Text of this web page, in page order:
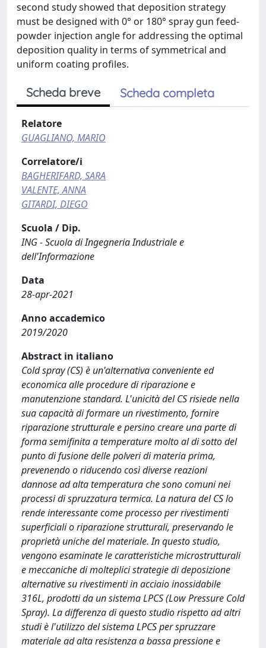
second study showed that deposition strategy
must be designed with 0° or 180° spray gun feed-
powder injection angle for addressing the optimal
deposition quality in terms of symmetrical and
uniform coating profiles.
Scheda breve Scheda completa
Relatore
GUAGLIANO, MARIO
Correlatore/i
BAGHERIFARD, SARA
VALENTE, ANNA
GITARDI, DIEGO
Scuola / Dip.
ING - Scuola di Ingegneria Industriale e
dell'Informazione
Data
28-apr-2021
Anno accademico
2019/2020
Abstract in italiano
Cold spray (CS) è un'alternativa conveniente ed
economica alle procedure di riparazione e
manutenzione standard. L'unicità del CS risiede nella
sua capacità di formare un rivestimento, fornire
riparazione strutturale e persino creare una parte di
forma semifinita a temperature molto al di sotto del
punto di fusione delle polveri di materia prima,
prevenendo o riducendo così diverse reazioni
dannose ad alta temperatura che sono comuni nei
processi di spruzzatura termica. La natura del CS lo
rende interessante come processo per rivestimenti
superficiali o riparazione strutturali, preservando le
proprietà uniche del materiale. In questo studio,
vengono esaminate le caratteristiche microstrutturali
e meccaniche di molteplici strategie di deposizione
alternative su rivestimenti in acciaio inossidabile
316L, prodotti da un sistema LPCS (Low Pressure Cold
Spray). La differenza di questo studio rispetto ad altri
studi è l'utilizzo del sistema LPCS per spruzzare
materiale ad alta resistenza a bassa pressione e